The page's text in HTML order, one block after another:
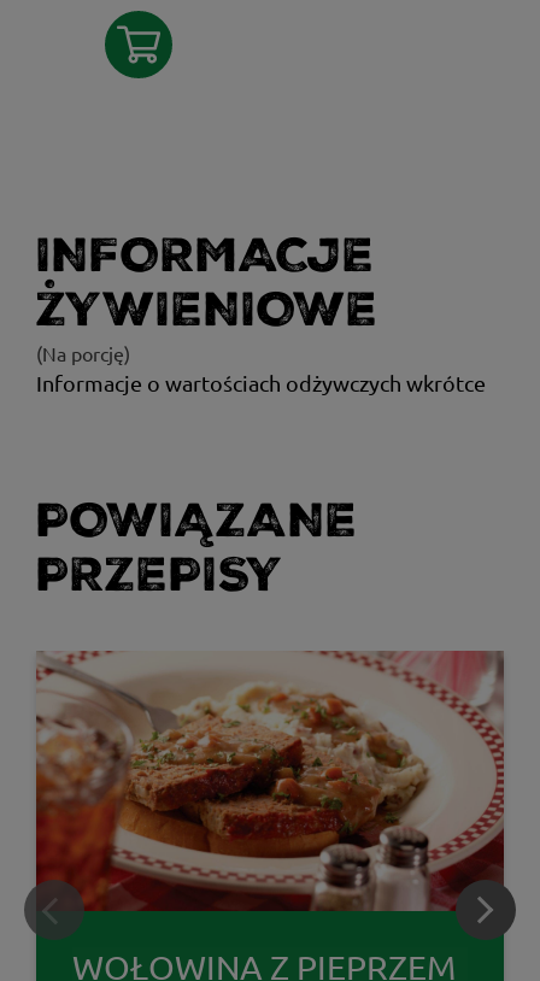
INFORMACJE
ŻYWIENIOWE
(Na porcję)
Informacje o wartościach odżywczych wkrótce
POWIĄZANE
PRZEPISY
WOŁOWINA Z PIEPRZEM